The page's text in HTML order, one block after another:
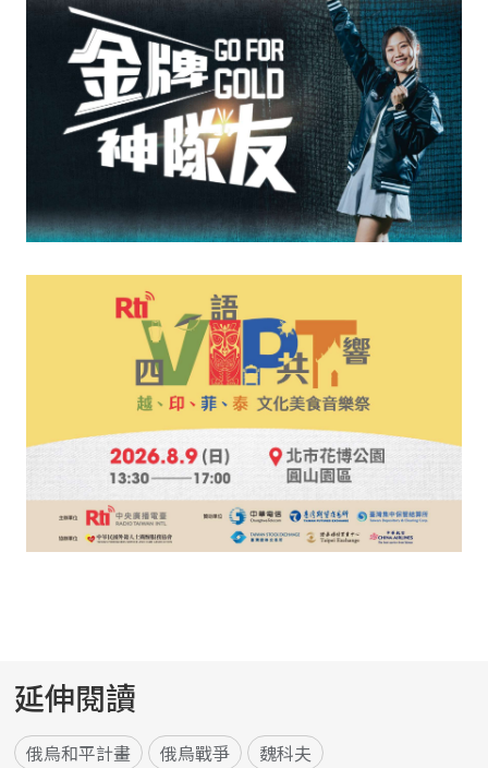
延伸閱讀
俄烏和平計畫 俄烏戰爭 魏科夫